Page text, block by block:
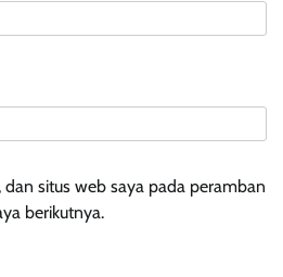
situs web saya pada peramban
berikutnya.